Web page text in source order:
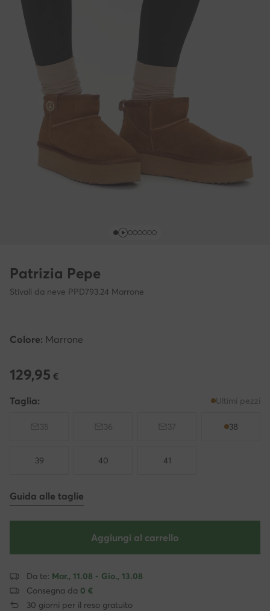
Patrizia Pepe
Stivali da neve PPD793.24 Marrone
Colore: Marrone
129,95 €
129,95 €
Taglia: Ultimi pezzi
35 36 37 38
39 40 41
Guida alle taglie
Aggiungi al carrello
Da te: Mar., 11.08 - Gio., 13.08
Consegna da 0 €
30 giorni per il reso gratuito